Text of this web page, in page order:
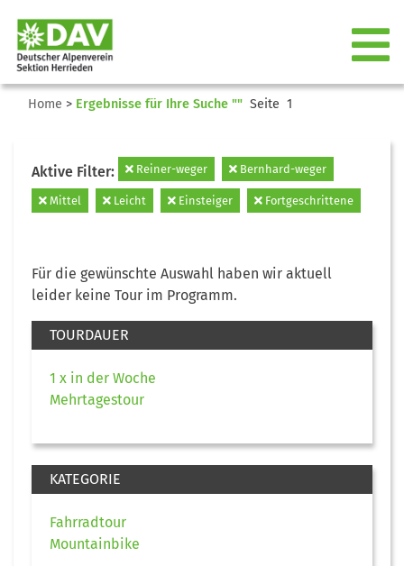
Home > Ergebnisse für Ihre Suche "" Seite 1
Aktive Filter: Reiner-weger Bernhard-weger
Mittel Leicht Einsteiger Fortgeschrittene
Für die gewünschte Auswahl haben wir aktuell
leider keine Tour im Programm.
TOURDAUER
1 x in der Woche
Mehrtagestour
KATEGORIE
Fahrradtour
Mountainbike